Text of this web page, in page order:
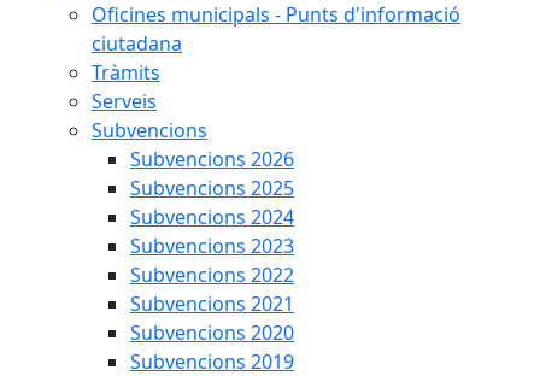
Oficines municipals - Punts d'informació
ciutadana
Tràmits
Serveis
Subvencions
Subvencions 2026
Subvencions 2025
Subvencions 2024
Subvencions 2023
Subvencions 2022
Subvencions 2021
Subvencions 2020
Subvencions 2019